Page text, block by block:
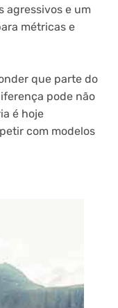
agressivos e um
métricas e
que parte do
pode não
é hoje
com modelos